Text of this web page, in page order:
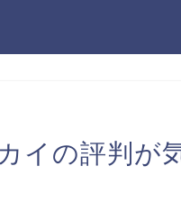
イの評判が